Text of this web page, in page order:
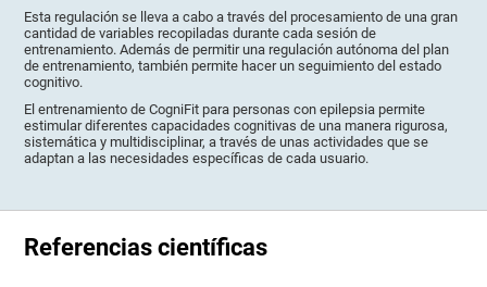
Esta regulación se lleva a cabo a través del procesamiento de una gran
cantidad de variables recopiladas durante cada sesión de
entrenamiento. Además de permitir una regulación autónoma del plan
de entrenamiento, también permite hacer un seguimiento del estado
cognitivo.
El entrenamiento de CogniFit para personas con epilepsia permite
estimular diferentes capacidades cognitivas de una manera rigurosa,
sistemática y multidisciplinar, a través de unas actividades que se
adaptan a las necesidades específicas de cada usuario.
Referencias científicas